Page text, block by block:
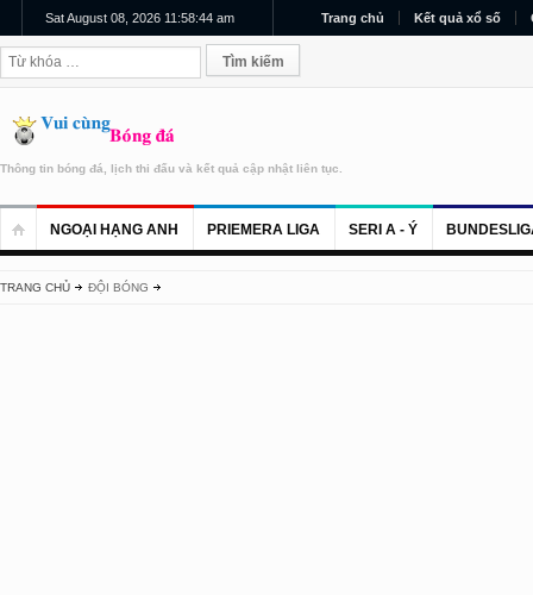
Sat August 08, 2026 11:58:44 am Trang chủ Kết quả xổ số
Thông tin bóng đá, lịch thi đấu và kết quả cập nhật liên tục.
NGOẠI HẠNG ANH PRIEMERA LIGA SERI A - Ý
TRANG CHỦ ĐỘI BÓNG